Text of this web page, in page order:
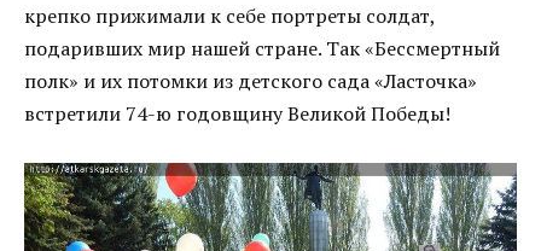
крепко прижимали к себе портреты солдат,
подаривших мир нашей стране. Так «Бессмертный
полк» и их потомки из детского сада «Ласточка»
встретили 74-ю годовщину Великой Победы!